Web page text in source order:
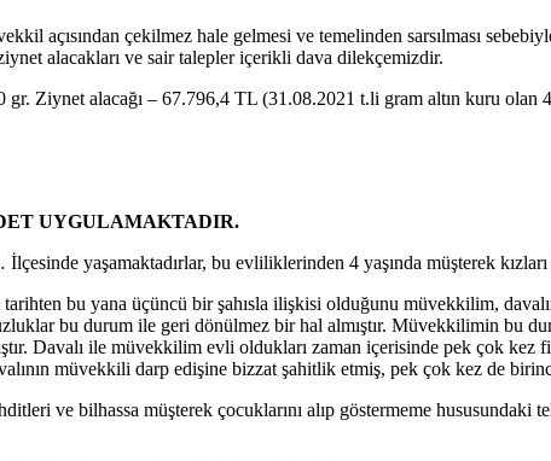
açısından çekilmez hale gelmesi ve temelinden sarsılması
alacakları ve sair talepler içerikli dava dilekçemizdir.
gr. Ziynet alacağı – 67.796,4 TL (31.08.2021 t.li gram altın kuru olan
UYGULAMAKTADIR.
yaşamaktadırlar, bu evliliklerinden 4 yaşında müşterek kızları
bu yana üçüncü bir şahısla ilişkisi olduğunu müvekkilim,
bu durum ile geri dönülmez bir hal almıştır. Müvekkilimin bu
Davalı ile müvekkilim evli oldukları zaman içerisinde pek çok kez
müvekkili darp edişine bizzat şahitlik etmiş, pek çok kez de
ve bilhassa müşterek çocuklarını alıp göstermeme hususundaki